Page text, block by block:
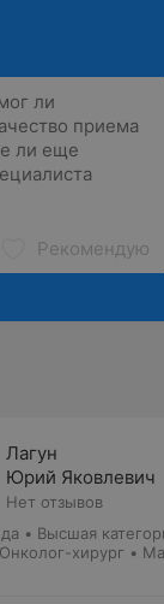
Рекомендую
Лагун
Юрий Яковлевич
Нет отзывов
• Высшая
хирург •